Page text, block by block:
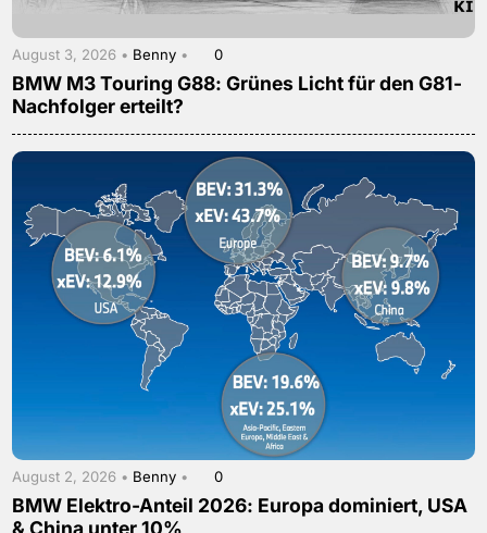
August 3, 2026 • Benny • 0
BMW M3 Touring G88: Grünes Licht für den G81-
Nachfolger erteilt?
August 2, 2026 • Benny • 0
BMW Elektro-Anteil 2026: Europa dominiert, USA